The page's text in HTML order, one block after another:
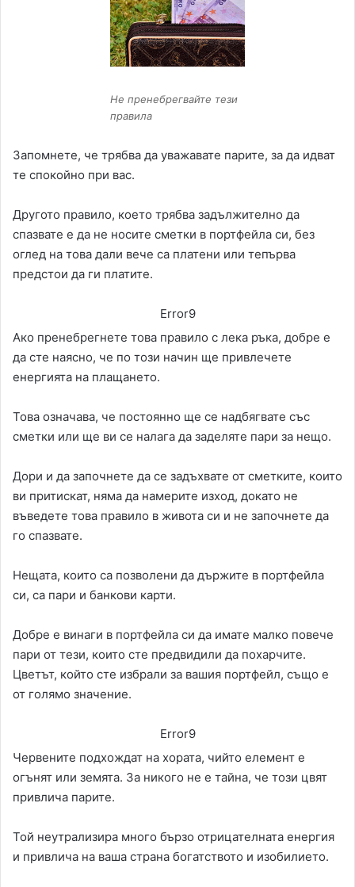
Не пренебрегвайте тези
правила
Запомнете, че трябва да уважавате парите, за да идват
те спокойно при вас.
Другото правило, което трябва задължително да
спазвате е да не носите сметки в портфейла си, без
оглед на това дали вече са платени или тепърва
предстои да ги платите.
Error9
Ако пренебрегнете това правило с лека ръка, добре е
да сте наясно, че по този начин ще привлечете
енергията на плащането.
Това означава, че постоянно ще се надбягвате със
сметки или ще ви се налага да заделяте пари за нещо.
Дори и да започнете да се задъхвате от сметките, които
ви притискат, няма да намерите изход, докато не
въведете това правило в живота си и не започнете да
го спазвате.
Нещата, които са позволени да държите в портфейла
си, са пари и банкови карти.
Добре е винаги в портфейла си да имате малко повече
пари от тези, които сте предвидили да похарчите.
Цветът, който сте избрали за вашия портфейл, също е
от голямо значение.
Error9
Червените подхождат на хората, чийто елемент е
огънят или земята. За никого не е тайна, че този цвят
привлича парите.
Той неутрализира много бързо отрицателната енергия
и привлича на ваша страна богатството и изобилието.